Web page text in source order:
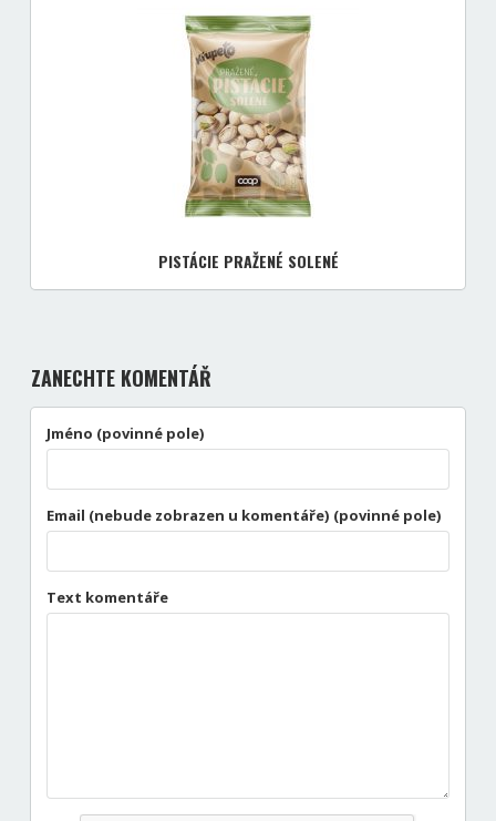
PISTÁCIE PRAŽENÉ SOLENÉ
ZANECHTE KOMENTÁŘ
Jméno (povinné pole)
Email (nebude zobrazen u komentáře) (povinné pole)
Text komentáře